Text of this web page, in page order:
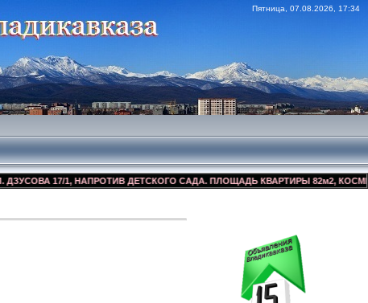
Пятница, 07.08.2026, 17:34
17/1, НАПРОТИВ ДЕТСКОГО САДА. ПЛОЩАДЬ КВАРТИРЫ 82м2,